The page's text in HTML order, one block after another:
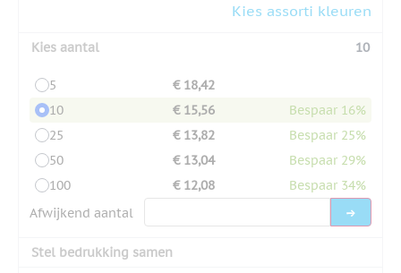
Kies assorti kleuren
Kies aantal 10
5
€ 18,42
10
€ 15,56
Bespaar 16%
25
€ 13,82
Bespaar 25%
50
€ 13,04
Bespaar 29%
100
€ 12,08
Bespaar 34%
Afwijkend aantal
Stel bedrukking samen